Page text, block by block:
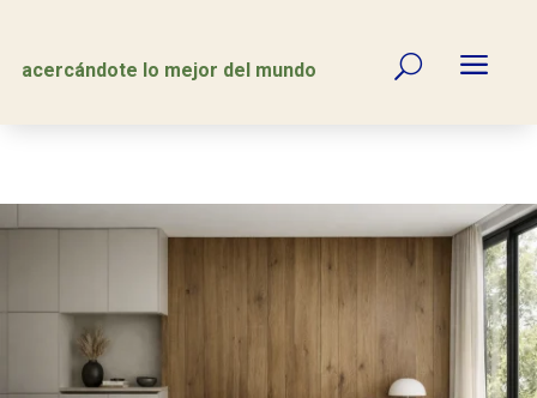
acercándote lo mejor del mundo U a